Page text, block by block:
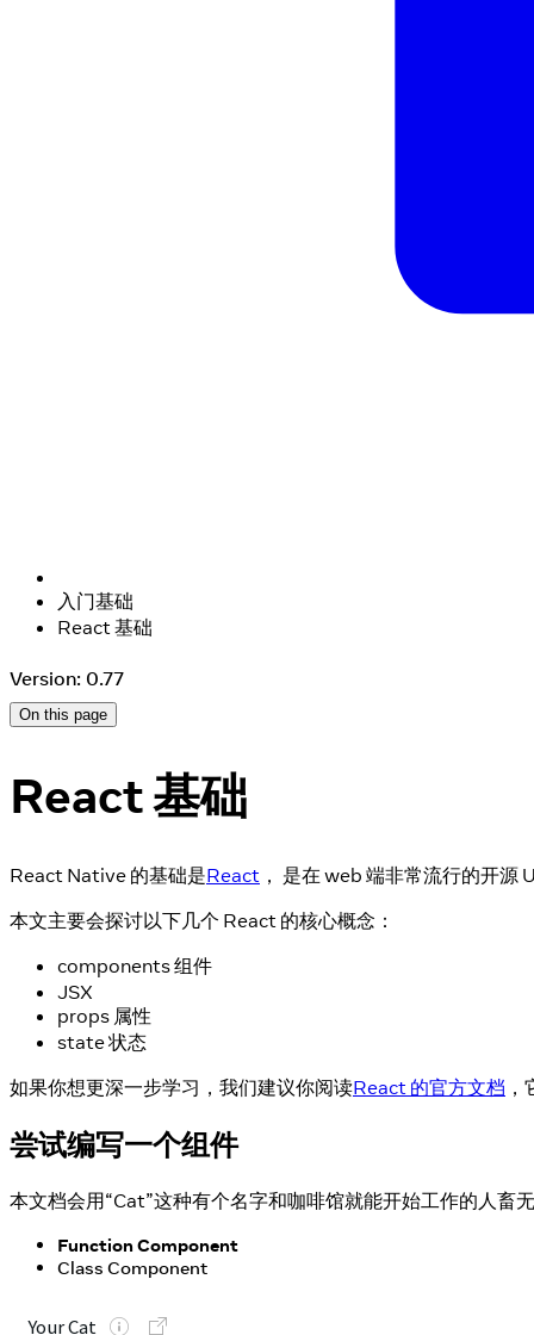
入门基础
React 基础
Version: 0.77
On this page
React 基础
React Native 的基础是React ， 是在 web 端非常流行的开
本文主要会探讨以下几个 React 的核心概念：
components 组件
JSX
props 属性
state 状态
如果你想更深一步学习，我们建议你阅读React 的官方文档
尝试编写一个组件
本文档会用“Cat”这种有个名字和咖啡馆就能开始工作的人畜
Function Component
Class Component